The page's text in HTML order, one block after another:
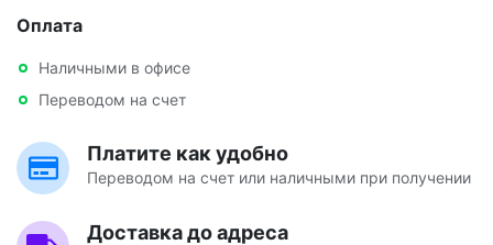
Оплата
Наличными в офисе
Переводом на счет
Платите как удобно
Переводом на счет или наличными при получении
Доставка до адреса